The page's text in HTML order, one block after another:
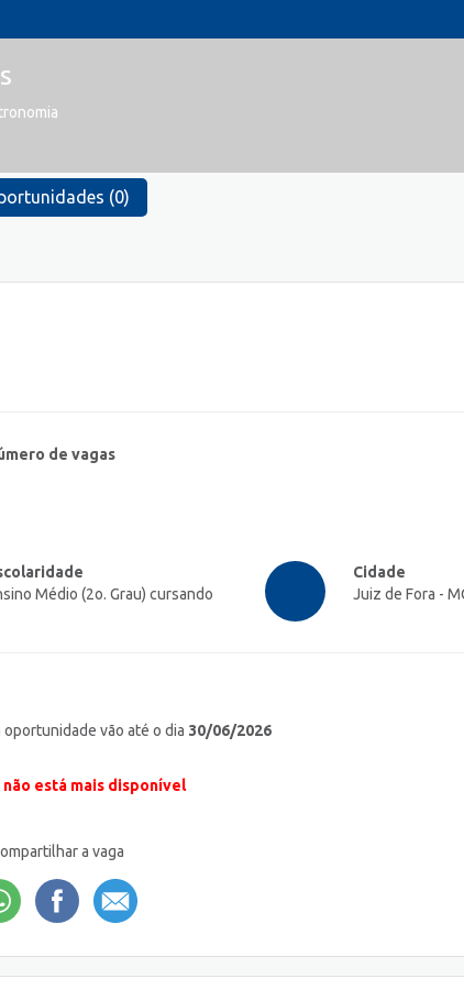
(0)
de vagas
Médio (2o. Grau) cursando
Cidade
Juiz de Fora -
vão até o dia 30/06/2026
não está mais disponível
a vaga